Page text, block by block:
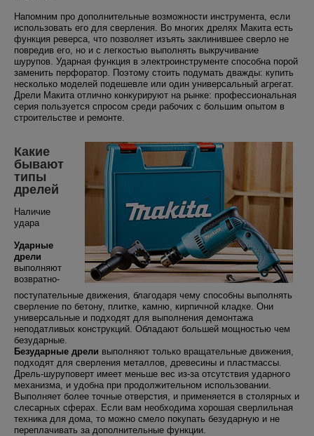
Напомним про дополнительные возможности инструмента, если
использовать его для сверления. Во многих дрелях Макита есть
функция реверса, что позволяет изъять заклинившее сверло не
повредив его, но и с легкостью выполнять выкручивание
шурупов. Ударная функция в электроинструменте способна порой
заменить перфоратор. Поэтому стоить подумать дважды: купить
несколько моделей подешевле или один универсальный агрегат.
Дрели Макита отлично конкурируют на рынке: профессиональная
серия пользуется спросом среди рабочих с большим опытом в
строительстве и ремонте.
Какие
бывают
типы
дрелей
Наличие
удара
Ударные
дрели
выполняют
возвратно-
поступательные движения, благодаря чему способны выполнять
сверление по бетону, плитке, камню, кирпичной кладке. Они
универсальные и подходят для выполнения демонтажа
неподатливых конструкций. Обладают большей мощностью чем
безударные.
Безударные дрели выполняют только вращательные движения,
подходят для сверления металлов, древесины и пластмассы.
Дрель-шуруповерт имеет меньше вес из-за отсутствия ударного
механизма, и удобна при продолжительном использовании.
Выполняет более точные отверстия, и применяется в столярных и
слесарных сферах. Если вам необходима хорошая сверлильная
техника для дома, то можно смело покупать безударную и не
переплачивать за дополнительные функции.